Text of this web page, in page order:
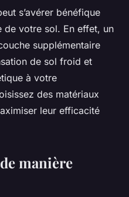
s’avérer bénéfique
de votre sol. En effet, un
supplémentaire
de sol froid et
à votre
des matériaux
leur efficacité
manière